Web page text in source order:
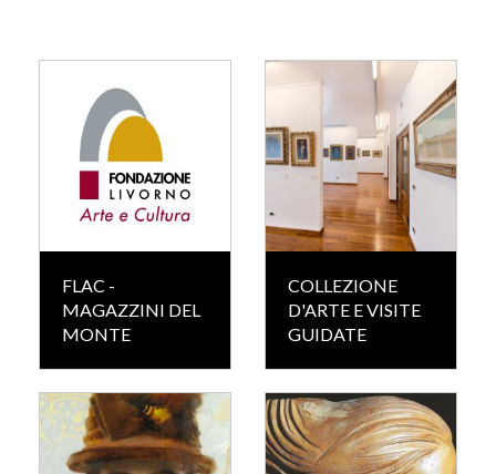
FLAC -
MAGAZZINI DEL
MONTE
COLLEZIONE
D'ARTE E VISITE
GUIDATE